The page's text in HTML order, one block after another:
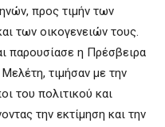
προς τιμήν των
των οικογενειών τους.
παρουσίασε η Πρέσβειρα
τιμήσαν με την
του πολιτικού και
την εκτίμηση και την